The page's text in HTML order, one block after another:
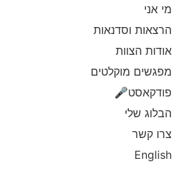
מי אני
הרצאות וסדנאות
אודות הצוות
מפגשים מוקלטים
פודקאסט🎤
הבלוג שלי
צרו קשר
English